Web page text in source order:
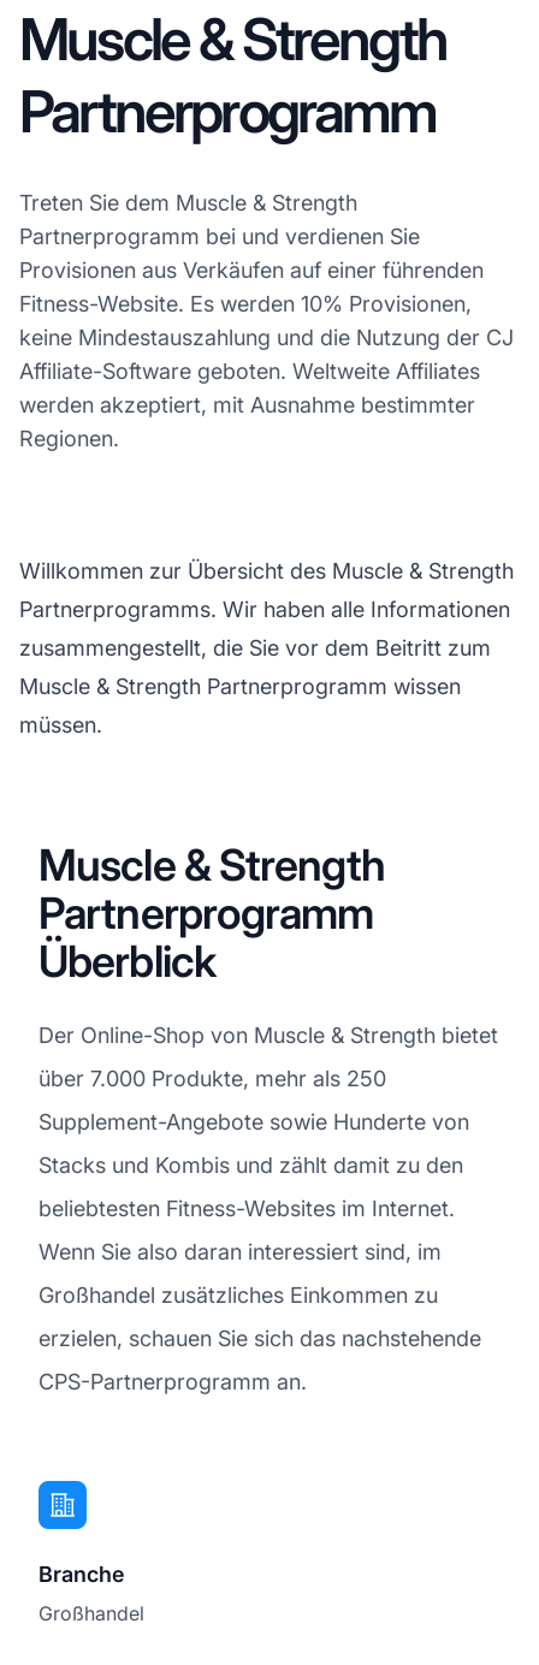
Muscle & Strength
Partnerprogramm
Treten Sie dem Muscle & Strength
Partnerprogramm bei und verdienen Sie
Provisionen aus Verkäufen auf einer führenden
Fitness-Website. Es werden 10% Provisionen,
keine Mindestauszahlung und die Nutzung der CJ
Affiliate-Software geboten. Weltweite Affiliates
werden akzeptiert, mit Ausnahme bestimmter
Regionen.
Willkommen zur Übersicht des Muscle & Strength
Partnerprogramms. Wir haben alle Informationen
zusammengestellt, die Sie vor dem Beitritt zum
Muscle & Strength Partnerprogramm wissen
müssen.
Muscle & Strength
Partnerprogramm
Überblick
Der Online-Shop von Muscle & Strength bietet
über 7.000 Produkte, mehr als 250
Supplement-Angebote sowie Hunderte von
Stacks und Kombis und zählt damit zu den
beliebtesten Fitness-Websites im Internet.
Wenn Sie also daran interessiert sind, im
Großhandel zusätzliches Einkommen zu
erzielen, schauen Sie sich das nachstehende
CPS-Partnerprogramm an.
Branche
Großhandel